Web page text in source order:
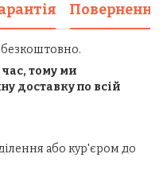
Повернення
тому ми
доставку по всій
або кур'єром до